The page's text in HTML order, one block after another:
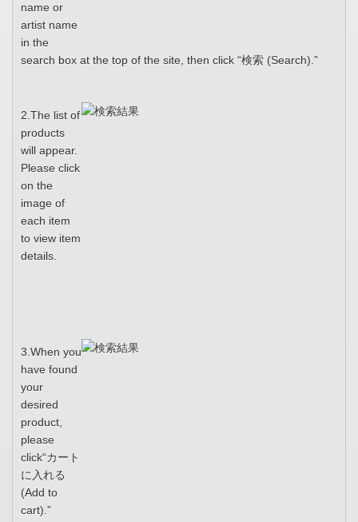
name or
artist name
in the
search box at the top of the site, then click “検索 (Search).”
2.The list of
products
will appear.
Please click
on the
image of
each item
to view item
details.
3.When you
have found
your
desired
product,
please
click“カート
に入れる
(Add to
cart).”